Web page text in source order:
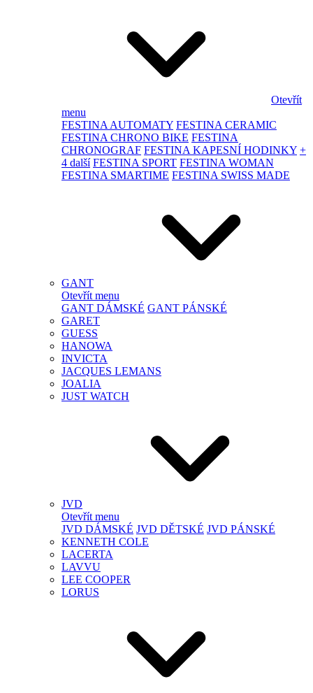
Otevřít
menu
FESTINA AUTOMATY FESTINA CERAMIC
FESTINA CHRONO BIKE FESTINA
CHRONOGRAF FESTINA KAPESNÍ HODINKY +
4 další FESTINA SPORT FESTINA WOMAN
FESTINA SMARTIME FESTINA SWISS MADE
GANT
Otevřít menu
GANT DÁMSKÉ GANT PÁNSKÉ
GARET
GUESS
HANOWA
INVICTA
JACQUES LEMANS
JOALIA
JUST WATCH
JVD
Otevřít menu
JVD DÁMSKÉ JVD DĚTSKÉ JVD PÁNSKÉ
KENNETH COLE
LACERTA
LAVVU
LEE COOPER
LORUS